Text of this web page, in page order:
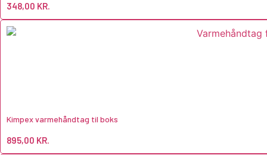
348,00 KR.
Kimpex varmehåndtag til boks
895,00 KR.